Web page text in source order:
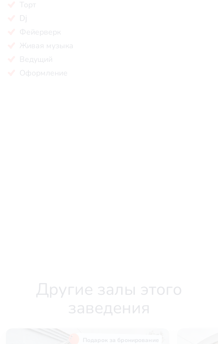
Торт
Dj
Фейерверк
Живая музыка
Ведущий
Оформление
Другие залы этого
заведения